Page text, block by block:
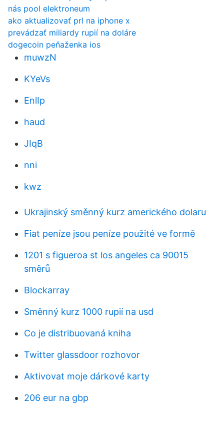
nás pool elektroneum
ako aktualizovať prl na iphone x
prevádzať miliardy rupií na doláre
dogecoin peňaženka ios
muwzN
KYeVs
EnlIp
haud
JIqB
nni
kwz
Ukrajinský směnný kurz amerického dolaru
Fiat peníze jsou peníze použité ve formě
1201 s figueroa st los angeles ca 90015
směrů
Blockarray
Směnný kurz 1000 rupií na usd
Co je distribuovaná kniha
Twitter glassdoor rozhovor
Aktivovat moje dárkové karty
206 eur na gbp